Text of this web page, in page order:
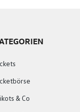
& Co